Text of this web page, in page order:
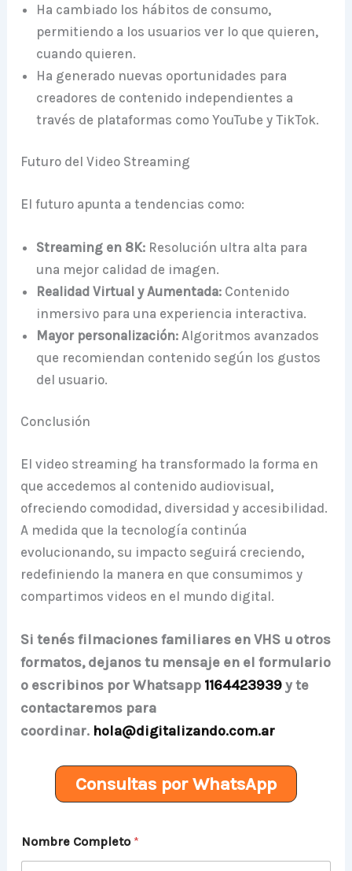
Ha cambiado los hábitos de consumo,
permitiendo a los usuarios ver lo que quieren,
cuando quieren.
Ha generado nuevas oportunidades para
creadores de contenido independientes a
través de plataformas como YouTube y TikTok.
Futuro del Video Streaming
El futuro apunta a tendencias como:
Streaming en 8K: Resolución ultra alta para
una mejor calidad de imagen.
Realidad Virtual y Aumentada: Contenido
inmersivo para una experiencia interactiva.
Mayor personalización: Algoritmos avanzados
que recomiendan contenido según los gustos
del usuario.
Conclusión
El video streaming ha transformado la forma en
que accedemos al contenido audiovisual,
ofreciendo comodidad, diversidad y accesibilidad.
A medida que la tecnología continúa
evolucionando, su impacto seguirá creciendo,
redefiniendo la manera en que consumimos y
compartimos videos en el mundo digital.
Si tenés filmaciones familiares en VHS u otros
formatos, dejanos tu mensaje en el formulario
o escribinos por Whatsapp 1164423939y te
contactaremos para
coordinar. hola@digitalizando.com.ar
Consultas por WhatsApp
Nombre Completo *